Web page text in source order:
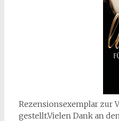
Rezensionsexemplar zur
gestellt.Vielen Dank an